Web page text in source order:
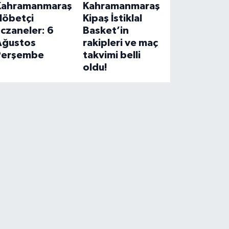
6
Kahramanmaraş
Kipaş İstiklal
Basket’in
rakipleri ve maç
takvimi belli
oldu!